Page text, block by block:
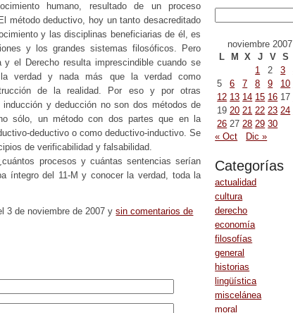
noviembre 2007
L
M X J V S
1
2 3
5
6 7 8 9 10
12 13 14 15 16 17
19 20 21 22 23 24
26 27 28 29 30
« Oct
Dic »
Categorías
actualidad
cultura
derecho
economía
filosofías
general
historias
lingüística
miscelánea
moral
humano, resultado de un proceso
método deductivo, hoy un tanto desacreditado
y las disciplinas beneficiarias de él, es
y los grandes sistemas filosóficos. Pero
el Derecho resulta imprescindible cuando se
verdad y nada más que la verdad como
de la realidad. Por eso y por otras
y deducción no son dos métodos de
sólo, un método con dos partes que en la
deductivo o como deductivo-inductivo. Se
de verificabilidad y falsabilidad.
procesos y cuántas sentencias serían
íntegro del 11-M y conocer la verdad, toda la
3 de noviembre de 2007 ysin comentarios de